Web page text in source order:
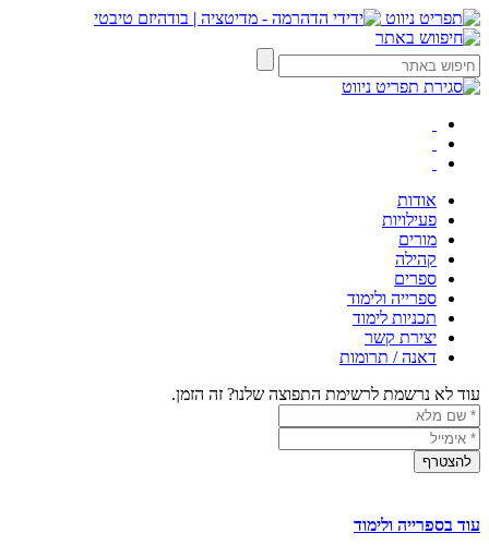
אודות
פעילויות
מורים
קהילה
ספרים
ספרייה ולימוד
תכניות לימוד
יצירת קשר
דאנה / תרומות
עוד לא נרשמת לרשימת התפוצה שלנו? זה הזמן.
עוד בספרייה ולימוד